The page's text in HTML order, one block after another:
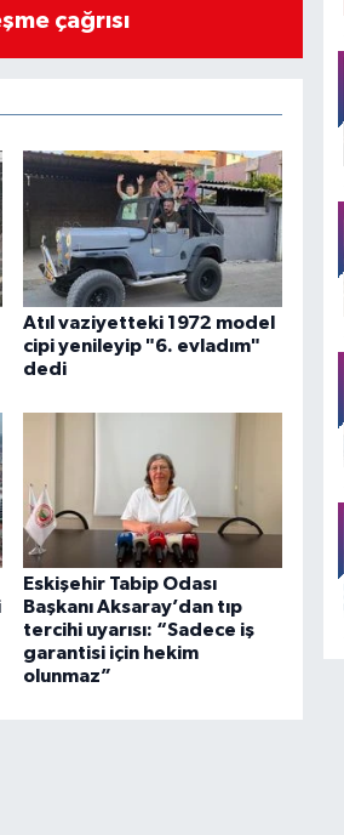
çağrısı
Atıl vaziyetteki 1972 model
cipi yenileyip "6. evladım"
dedi
Eskişehir Tabip Odası
Başkanı Aksaray’dan tıp
tercihi uyarısı: “Sadece iş
garantisi için hekim
olunmaz”